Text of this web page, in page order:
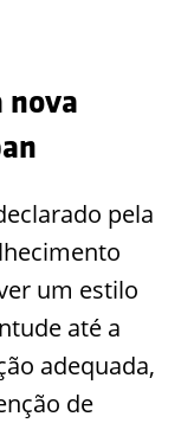
nova
pela
um estilo
até a
adequada,
de